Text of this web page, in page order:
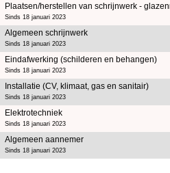
Plaatsen/herstellen van schrijnwerk -
Sinds 18 januari 2023
Algemeen schrijnwerk
Sinds 18 januari 2023
Eindafwerking (schilderen en behangen)
Sinds 18 januari 2023
Installatie (CV, klimaat, gas en sanitair)
Sinds 18 januari 2023
Elektrotechniek
Sinds 18 januari 2023
Algemeen aannemer
Sinds 18 januari 2023